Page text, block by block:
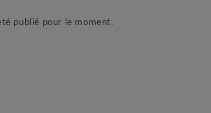
publié pour le moment.